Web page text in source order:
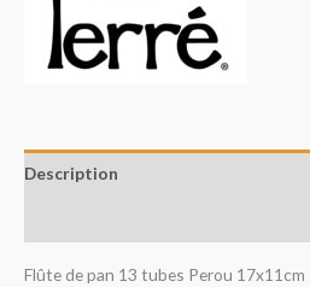
Description
Flûte de pan 13 tubes Perou 17x11cm